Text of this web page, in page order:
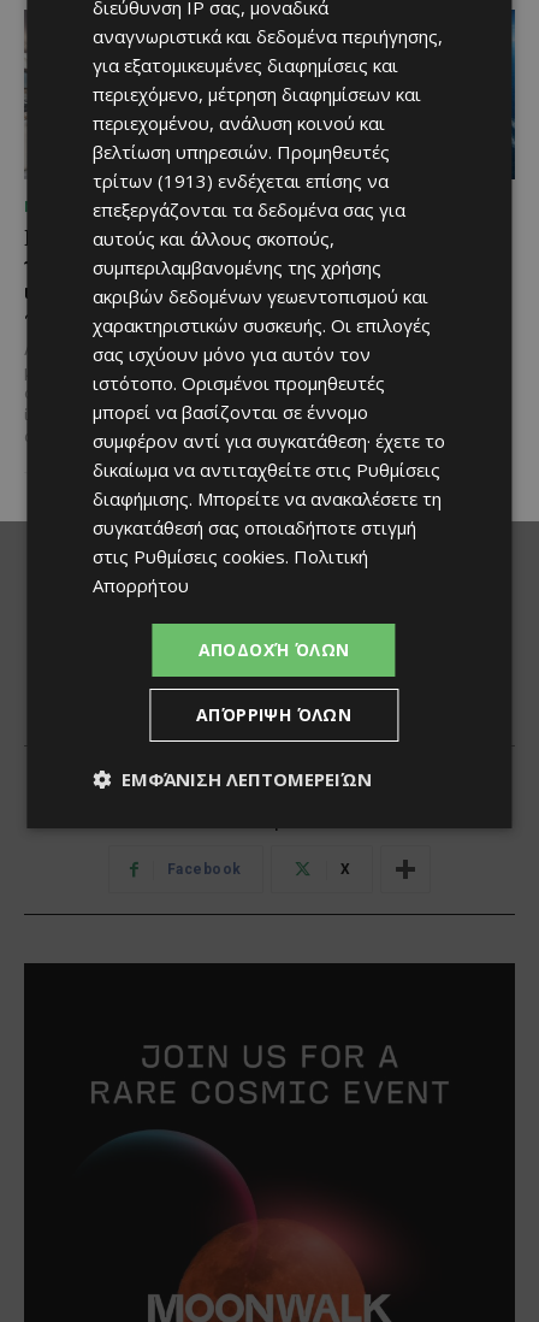
ΜΈΝΟΥΜΕ ΕΝΗΜΕΡΩΜΈΝΟΙ
Η Mercedes-Benz
γιορτάζει έναν αιώνα
ιστορίας και κοιτάζει
προς το μέλλον
Λίγες αυτοκινητοβιομηχανίες
μπορούν να ισχυριστούν ότι το
όνομά τους έγινε συνώνυμο της
ίδιας της ιστορίας του
αυτοκινήτου. Η...
ΜΈΝΟΥΜΕ ΕΝΗΜΕΡΩΜΈΝΟΙ
Ο τουρισμός ως εθνική
υπόθεση
Του Γιάννου Πανταζή* Είναι κοινή
πεποίθηση ότι ο τουρισμός
αποτελεί μία από τις
σημαντικότερες βιομηχανίες της
Κύπρου και διαχρονικά...
διεύθυνση IP σας, μοναδικά
αναγνωριστικά και δεδομένα περιήγησης,
για εξατομικευμένες διαφημίσεις και
περιεχόμενο, μέτρηση διαφημίσεων και
περιεχομένου, ανάλυση κοινού και
βελτίωση υπηρεσιών. Προμηθευτές
τρίτων (1913) ενδέχεται επίσης να
επεξεργάζονται τα δεδομένα σας για
αυτούς και άλλους σκοπούς,
συμπεριλαμβανομένης της χρήσης
ακριβών δεδομένων γεωεντοπισμού και
χαρακτηριστικών συσκευής. Οι επιλογές
σας ισχύουν μόνο για αυτόν τον
ιστότοπο. Ορισμένοι προμηθευτές
μπορεί να βασίζονται σε έννομο
συμφέρον αντί για συγκατάθεση· έχετε το
δικαίωμα να αντιταχθείτε στις Ρυθμίσεις
διαφήμισης. Μπορείτε να ανακαλέσετε τη
συγκατάθεσή σας οποιαδήποτε στιγμή
στις Ρυθμίσεις cookies. Πολιτική
Απορρήτου
ΑΠΟΔΟΧΉ ΌΛΩΝ
ΑΠΌΡΡΙΨΗ ΌΛΩΝ
ΕΜΦΆΝΙΣΗ ΛΕΠΤΟΜΕΡΕΙΏΝ